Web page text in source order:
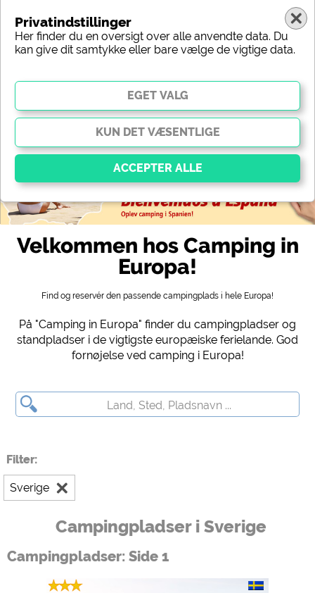
Velkommen hos Camping in
Europa!
Find og reservér den passende campingplads i hele Europa!
På "Camping in Europa" finder du campingpladser og
standpladser i de vigtigste europæiske ferielande. God
fornøjelse ved camping i Europa!
Region Type
Beliggenhed
Sanitært udstyr Service
Fritidsmuligheder Kort
Filter:
Sverige
Campingpladser i Sverige
Campingpladser: Side 1
Privatindstillinger
Her finder du en oversigt over alle anvendte data. Du
kan give dit samtykke eller bare vælge de vigtige data.
Vigtig
funktioner og er afgørende for, at webstedet fungerer
korrekt. Uden disse cookies fungerer dele af
Forhåndsvisning af campingplads (forhåndsvisning af websteder med
campingpladser)
siehe Datenschutzerklärung des jeweiligen Anbieters
https://www.facebook.com/about/privacy/
YouTube (Videoer fra campingpladser)
https://policies.google.com/privacy
Google Maps (Kortsøgning, rutevejledning osv.)
https://policies.google.com/privacy
Google reCAPTCHA (Formularer)
https://policies.google.com/privacy